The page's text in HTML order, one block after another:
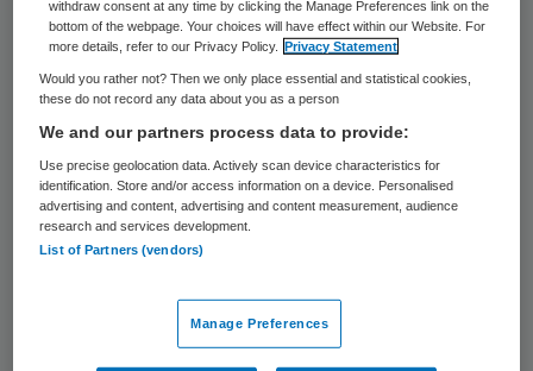
Eindhovens Dagblad.
Door een administratieve fout hebben 21
Brabantse gemeenten circa 7,5 miljoen euro
te weinig gekregen van het rijk voor
jeugdzorg. Volgensde krantis hiervan 5,1
miljoen overgemaakt, maar de resterende
2,4 miljoen niet. De Eindhovens
staatssecretaris Van Rijn in een brief
gevraagd om ook het resterende bedrag te
withdraw consent at any time by clicking the Manage Preferences link on the
bottom of the webpage. Your choices will have effect within our Website. For
more details, refer to our Privacy Policy.
Privacy Statement
Would you rather not? Then we only place essential and statistical cookies,
these do not record any data about you as a person
We and our partners process data to provide:
Use precise geolocation data. Actively scan device characteristics for
identification. Store and/or access information on a device. Personalised
advertising and content, advertising and content measurement, audience
research and services development.
List of Partners (vendors)
Manage Preferences